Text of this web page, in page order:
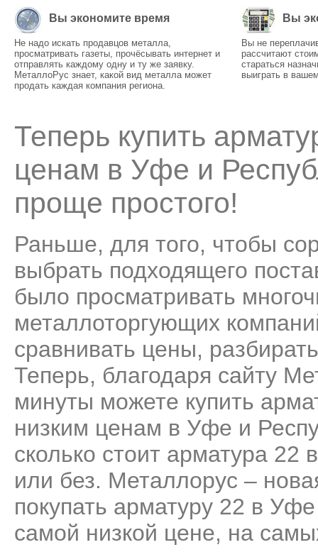
Вы экономите время
Не надо искать продавцов металла,
просматривать газеты, прочёсывать интернет и
отправлять каждому одну и ту же заявку.
МеталлоРус знает, какой вид металла может
продать каждая компания региона.
Вы
Вы не
рассчитают
стараться
выиграть в
Теперь купить
ценам в Уфе и
проще простого!
Раньше, для того, чтобы
выбрать подходящего
было просматривать
металлоторгующих
сравнивать цены,
Теперь, благодаря сайту
минуты можете купить
низким ценам в Уфе и
сколько стоит арматура 22
или без. Металлорус –
покупать арматуру 22 в
самой низкой цене, на